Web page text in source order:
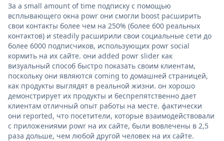
За a small amount of time подписку с помощью
всплывающего окна powr они смогли boost расширить
свои контакты более чем на 250% (более 600 реальных
контактов) и steadily расширили свои социальные сети до
более 6000 подписчиков, использующих powr social
кормить на их сайте. они added powr slider как
визуальный способ быстро показать своим клиентам,
поскольку они являются coming to домашней страницей,
как продукты выглядят в реальной жизни. он хорошо
демонстрирует их продукты и беспрепятственно дает
клиентам отличный опыт работы на месте. фактически
они reported, что посетители, которые взаимодействовали
с приложениями powr на их сайте, были вовлечены в 2,5
раза дольше, чем любой другой человек на их сайте.